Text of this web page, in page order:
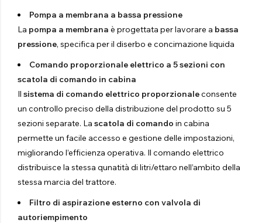
Pompa a membrana a bassa pressione
La pompa a membrana è progettata per lavorare a bassa
pressione, specifica per il diserbo e concimazione liquida
Comando proporzionale elettrico a 5 sezioni con
scatola di comando in cabina
Il sistema di comando elettrico proporzionaleconsente
un controllo preciso della distribuzione del prodotto su 5
sezioni separate. La scatola di comando in cabina
permette un facile accesso e gestione delle impostazioni,
migliorando l’efficienza operativa. Il comando elettrico
distribuisce la stessa qunatità di litri/ettaro nell’ambito della
stessa marcia del trattore.
Filtro di aspirazione esterno con valvola di
autoriempimento